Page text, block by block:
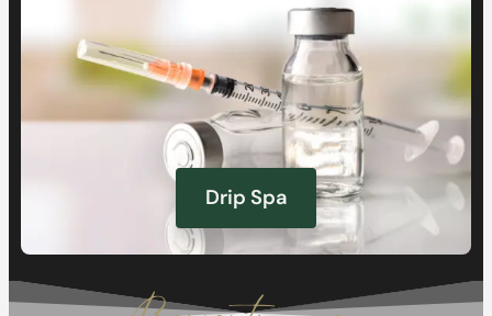
Drip Spa